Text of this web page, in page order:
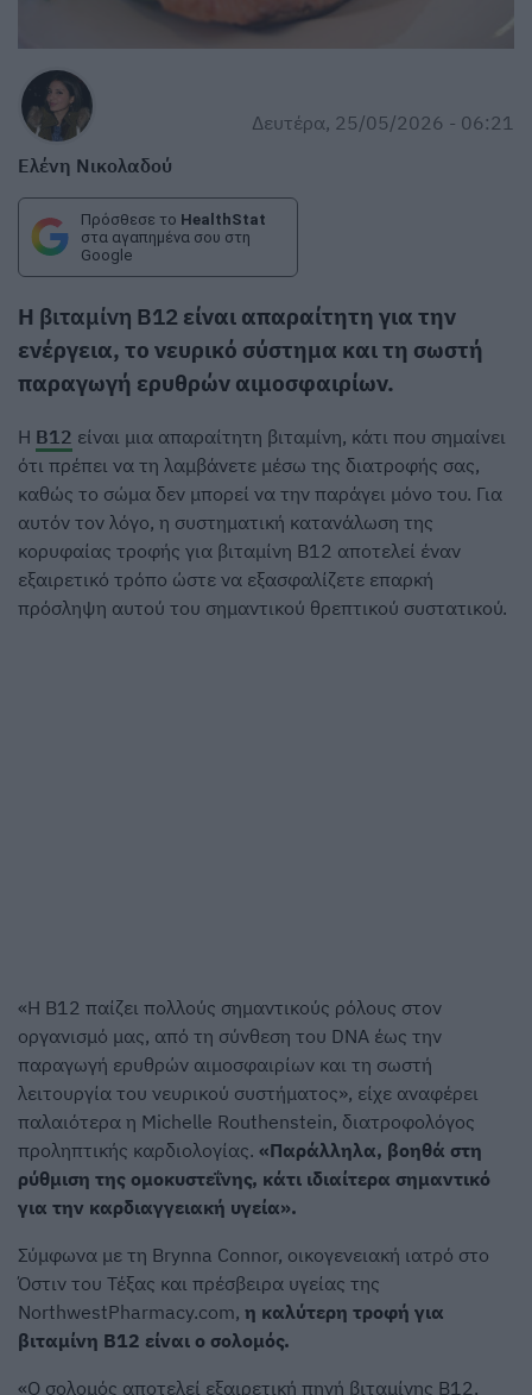
Ελένη Νικολαδού
Δευτέρα, 25/05/2026 - 06:21
Πρόσθεσε το HealthStat
στα αγαπημένα σου στη
Google
Η βιταμίνη Β12 είναι απαραίτητη για την
ενέργεια, το νευρικό σύστημα και τη σωστή
παραγωγή ερυθρών αιμοσφαιρίων.
Η Β12 είναι μια απαραίτητη βιταμίνη, κάτι που σημαίνει
ότι πρέπει να τη λαμβάνετε μέσω της διατροφής σας,
καθώς το σώμα δεν μπορεί να την παράγει μόνο του. Για
αυτόν τον λόγο, η συστηματική κατανάλωση της
κορυφαίας τροφής για βιταμίνη Β12 αποτελεί έναν
εξαιρετικό τρόπο ώστε να εξασφαλίζετε επαρκή
πρόσληψη αυτού του σημαντικού θρεπτικού συστατικού.
«Η Β12 παίζει πολλούς σημαντικούς ρόλους στον
οργανισμό μας, από τη σύνθεση του DNA έως την
παραγωγή ερυθρών αιμοσφαιρίων και τη σωστή
λειτουργία του νευρικού συστήματος», είχε αναφέρει
παλαιότερα η Michelle Routhenstein, διατροφολόγος
προληπτικής καρδιολογίας. «Παράλληλα, βοηθά στη
ρύθμιση της ομοκυστεΐνης, κάτι ιδιαίτερα σημαντικό
για την καρδιαγγειακή υγεία».
Σύμφωνα με τη Brynna Connor, οικογενειακή ιατρό στο
Όστιν του Τέξας και πρέσβειρα υγείας της
NorthwestPharmacy.com, η καλύτερη τροφή για
βιταμίνη Β12 είναι ο σολομός.
«Ο σολομός αποτελεί εξαιρετική πηγή βιταμίνης Β12,